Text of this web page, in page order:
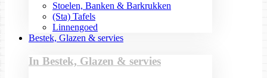
Stoelen, Banken & Barkrukken
(Sta) Tafels
Linnengoed
Bestek, Glazen & servies
In Bestek, Glazen & servies